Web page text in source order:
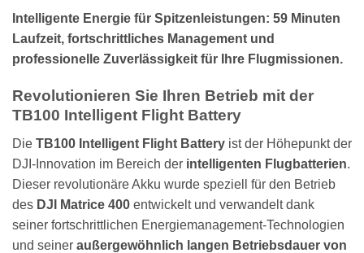
Intelligente Energie für Spitzenleistungen: 59 Minuten
Laufzeit, fortschrittliches Management und
professionelle Zuverlässigkeit für Ihre Flugmissionen.
Revolutionieren Sie Ihren Betrieb mit der
TB100 Intelligent Flight Battery
Die TB100 Intelligent Flight Battery ist der Höhepunkt der
DJI-Innovation im Bereich der intelligenten Flugbatterien.
Dieser revolutionäre Akku wurde speziell für den Betrieb
des DJI Matrice 400 entwickelt und verwandelt dank
seiner fortschrittlichen Energiemanagement-Technologien
und seiner außergewöhnlich langen Betriebsdauer von